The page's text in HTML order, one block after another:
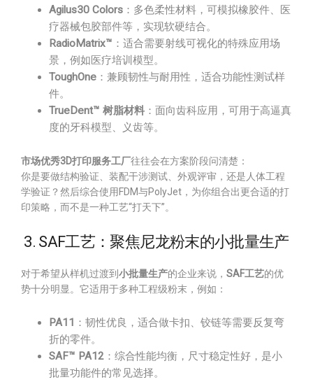
Agilus30 Colors ：多色柔性材料，可模拟橡胶件、医
疗器械包胶部件等，实现软硬结合。
RadioMatrix™ ：适合需要射线可视化的特殊应用场
景，例如医疗培训模型。
ToughOne ：兼顾韧性与耐用性，适合功能性测试样
件。
TrueDent™ 树脂材料 ：面向齿科应用，可用于高逼真
度的牙科模型、义齿等。
市场优秀3D打印服务工厂往往会在方案阶段问清楚：
你是要做结构验证、装配干涉测试、外观评审，还是人体工程
学验证？然后综合使用FDM与PolyJet，为你组合出更合适的打
印策略，而不是一种工艺“打天下”。
3. SAF工艺：聚焦尼龙粉末的小批量生产
对于希望从样机过渡到 小批量生产的企业来说， SAF工艺的优
势十分明显。它适用于多种工程级粉末，例如：
PA11 ：韧性优良，适合做卡扣、铰链等需要反复弯
折的零件。
SAF™ PA12 ：综合性能均衡，尺寸稳定性好，是小
批量功能件的常见选择。